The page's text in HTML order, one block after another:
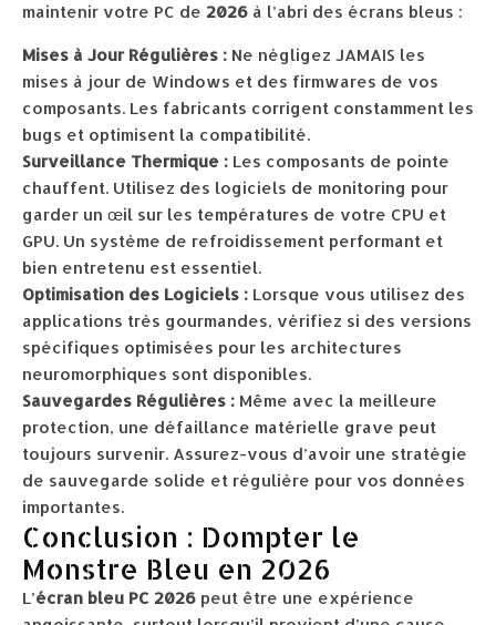
maintenir votre PC de 2026 à l’abri des écrans bleus :
Mises à Jour Régulières : Ne négligez JAMAIS les
mises à jour de Windows et des firmwares de vos
composants. Les fabricants corrigent constamment les
bugs et optimisent la compatibilité.
Surveillance Thermique : Les composants de pointe
chauffent. Utilisez des logiciels de monitoring pour
garder un œil sur les températures de votre CPU et
GPU. Un système de refroidissement performant et
bien entretenu est essentiel.
Optimisation des Logiciels : Lorsque vous utilisez des
applications très gourmandes, vérifiez si des versions
spécifiques optimisées pour les architectures
neuromorphiques sont disponibles.
Sauvegardes Régulières : Même avec la meilleure
protection, une défaillance matérielle grave peut
toujours survenir. Assurez-vous d’avoir une stratégie
de sauvegarde solide et régulière pour vos données
importantes.
Conclusion : Dompter le
Monstre Bleu en 2026
L’écran bleu PC 2026 peut être une expérience